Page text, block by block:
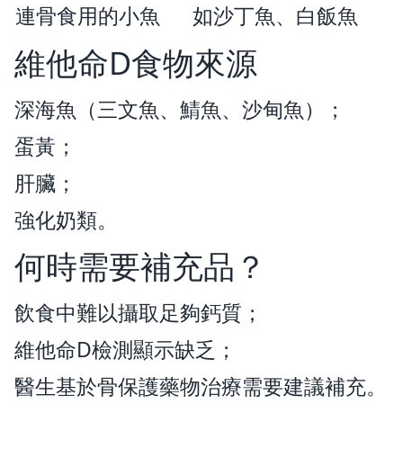
連骨食用的小魚
如沙丁魚、白飯魚
維他命D食物來源
深海魚（三文魚、鯖魚、沙甸魚）；
蛋黃；
肝臟；
強化奶類。
何時需要補充品？
飲食中難以攝取足夠鈣質；
維他命D檢測顯示缺乏；
醫生基於骨保護藥物治療需要建議補充。